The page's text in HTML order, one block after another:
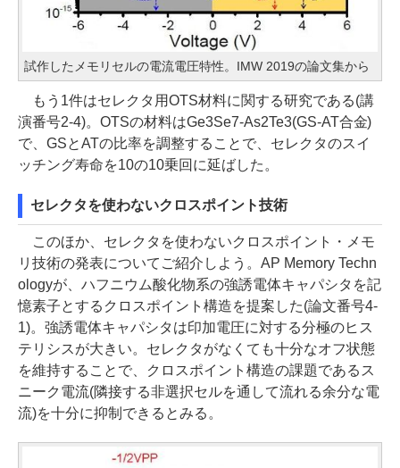
試作したメモリセルの電流電圧特性。IMW 2019の論文集から
もう1件はセレクタ用OTS材料に関する研究である(講
演番号2-4)。OTSの材料はGe3Se7-As2Te3(GS-AT合金)
で、GSとATの比率を調整することで、セレクタのスイ
ッチング寿命を10の10乗回に延ばした。
セレクタを使わないクロスポイント技術
このほか、セレクタを使わないクロスポイント・メモ
リ技術の発表についてご紹介しよう。AP Memory Techn
ologyが、ハフニウム酸化物系の強誘電体キャパシタを記
憶素子とするクロスポイント構造を提案した(論文番号4-
1)。強誘電体キャパシタは印加電圧に対する分極のヒス
テリシスが大きい。セレクタがなくても十分なオフ状態
を維持することで、クロスポイント構造の課題であるス
ニーク電流(隣接する非選択セルを通して流れる余分な電
流)を十分に抑制できるとみる。